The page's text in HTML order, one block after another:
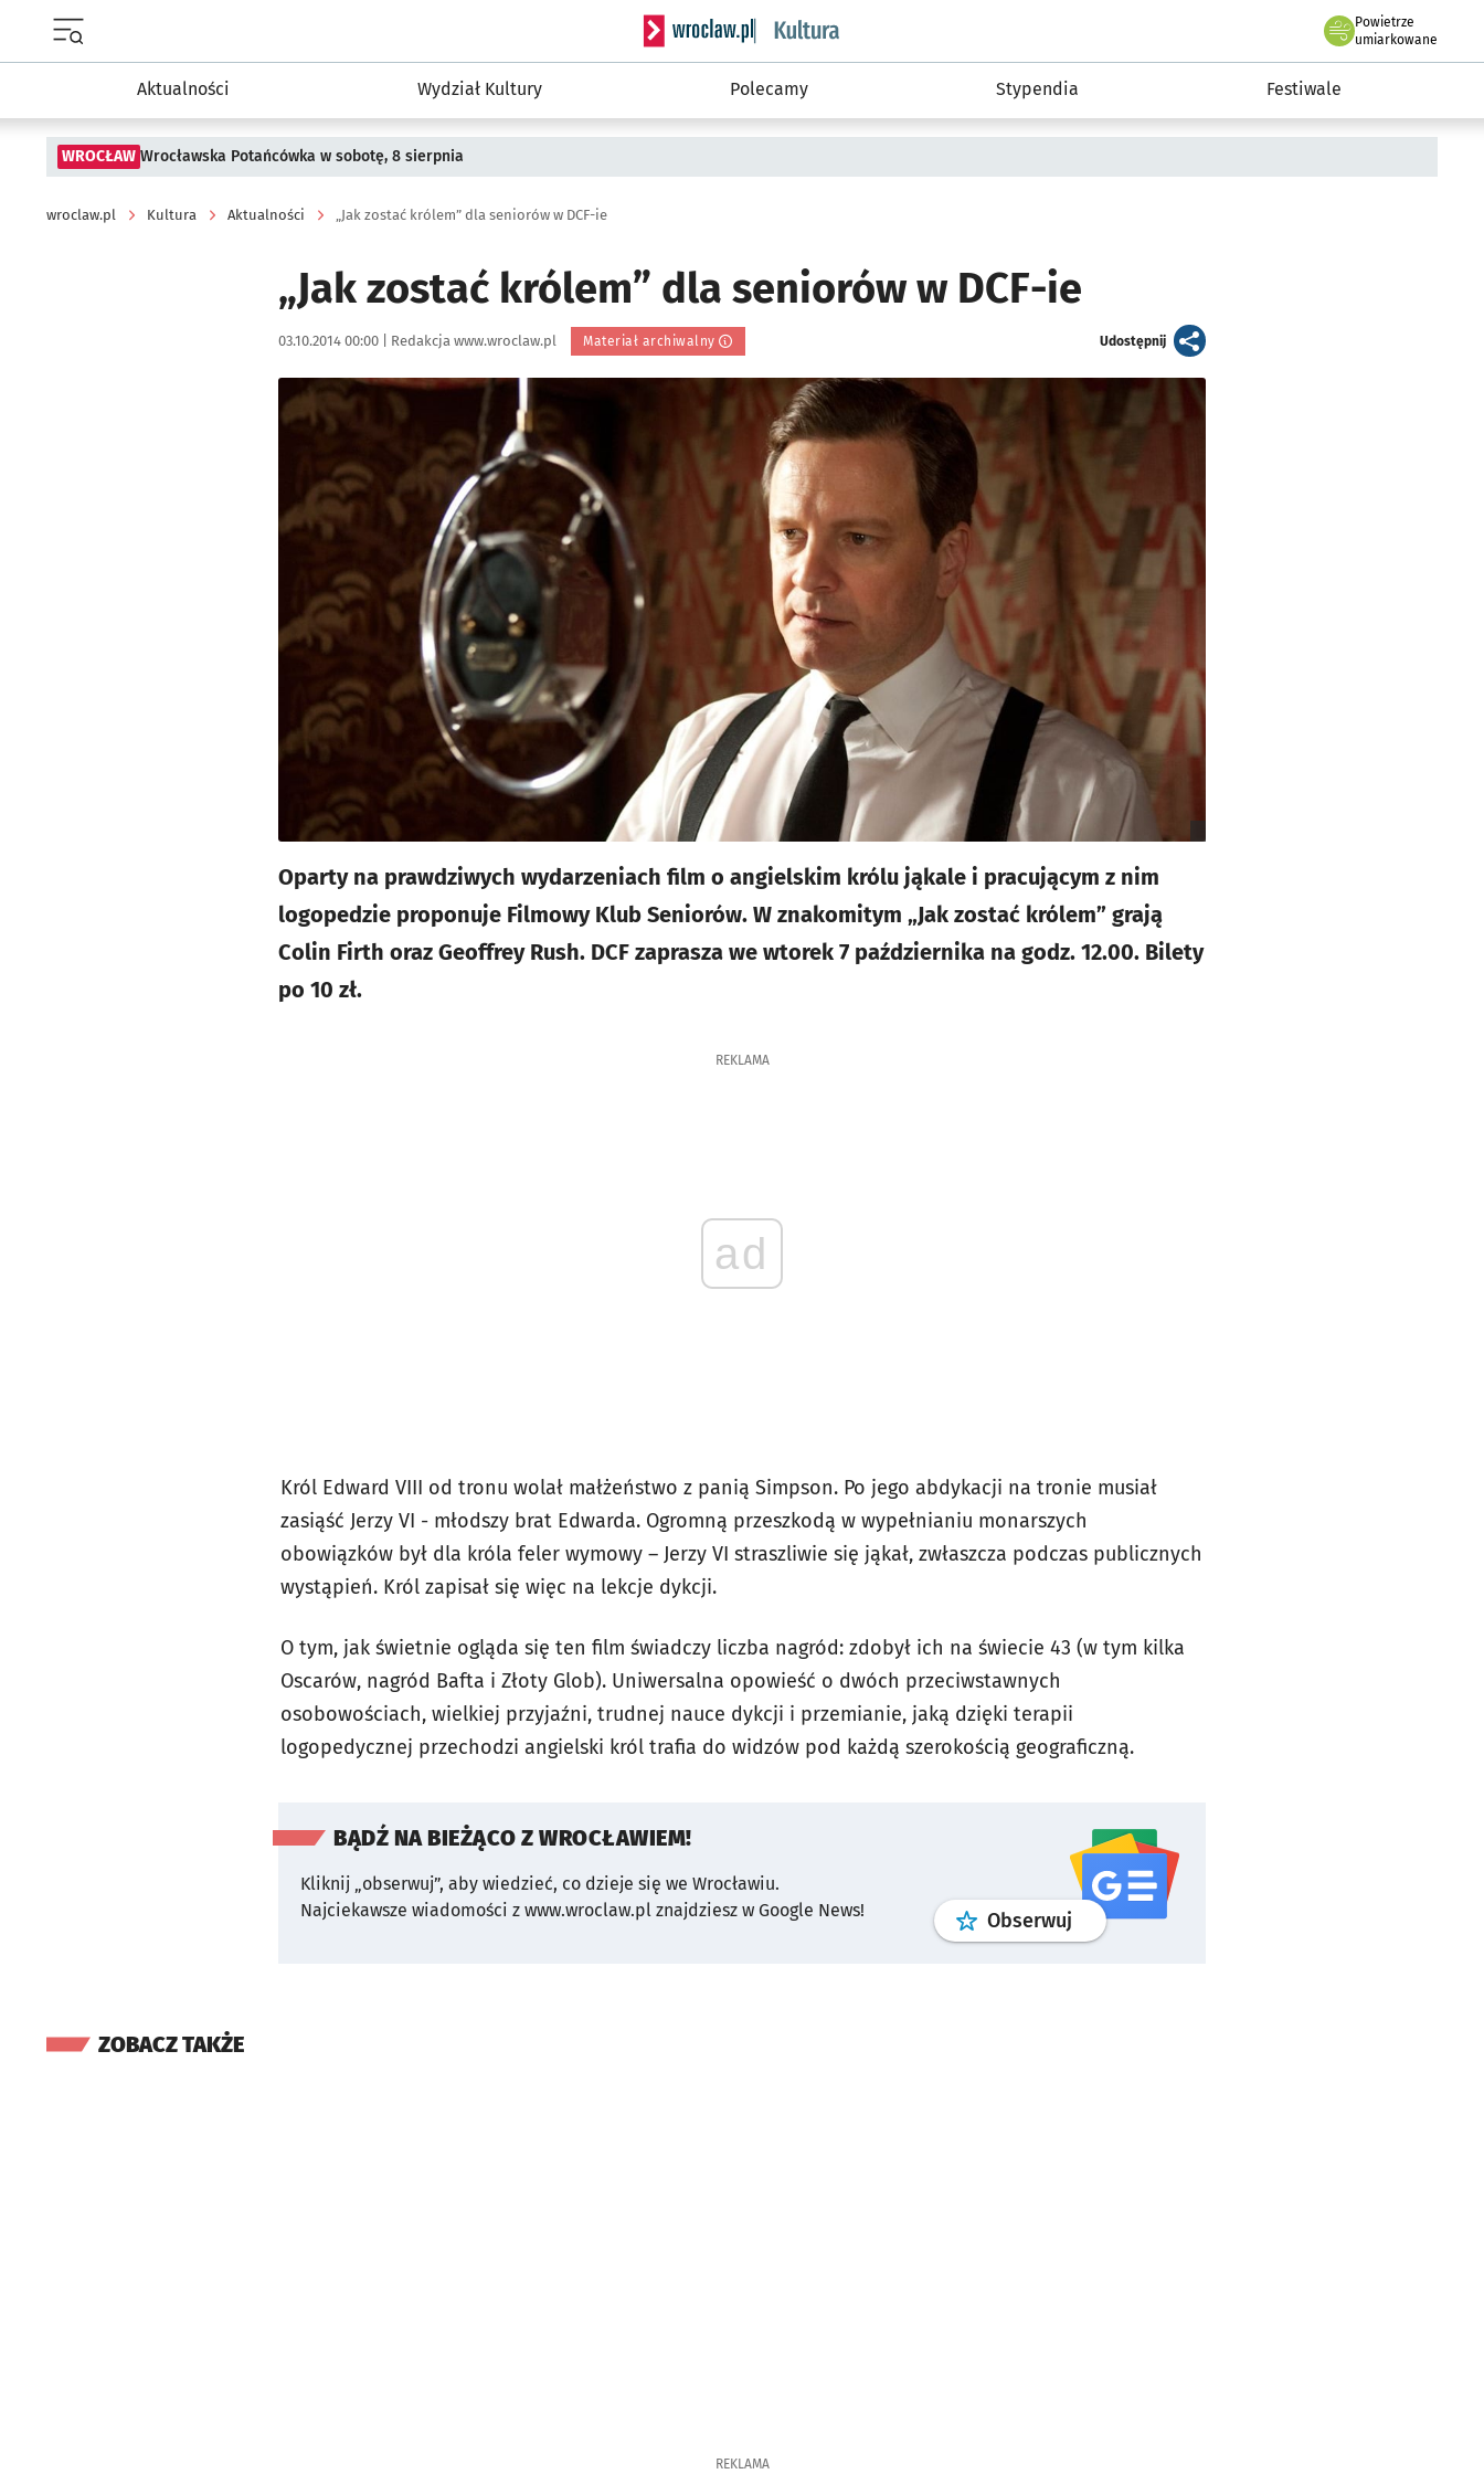
Serwis informacyjny wroclaw.pl podserwis: Kultura
Powietrze
we Wrocławiu
umiarkowane
Aktualności Wydział Kultury Polecamy Stypendia Festiwale
WROCŁAW Wrocławska Potańcówka w sobotę, 8 sierpnia
wroclaw.pl Kultura Aktualności „Jak zostać królem” dla seniorów w DCF-ie
„Jak zostać królem” dla seniorów w DCF-ie
Data publikacji:
03.10.2014 00:00 | Autor:
Redakcja www.wroclaw.pl Materiał archiwalny Udostępnijartykuł
Kliknij, aby powiększyć
Oparty na prawdziwych wydarzeniach film o angielskim królu jąkale i pracującym z nim
logopedzie proponuje Filmowy Klub Seniorów. W znakomitym „Jak zostać królem” grają
Colin Firth oraz Geoffrey Rush. DCF zaprasza we wtorek 7 października na godz. 12.00. Bilety
po 10 zł.
REKLAMA
ad
Król Edward VIII od tronu wolał małżeństwo z panią Simpson. Po jego abdykacji na tronie musiał
zasiąść Jerzy VI - młodszy brat Edwarda. Ogromną przeszkodą w wypełnianiu monarszych
obowiązków był dla króla feler wymowy – Jerzy VI straszliwie się jąkał, zwłaszcza podczas publicznych
wystąpień. Król zapisał się więc na lekcje dykcji.
O tym, jak świetnie ogląda się ten film świadczy liczba nagród: zdobył ich na świecie 43 (w tym kilka
Oscarów, nagród Bafta i Złoty Glob). Uniwersalna opowieść o dwóch przeciwstawnych
osobowościach, wielkiej przyjaźni, trudnej nauce dykcji i przemianie, jaką dzięki terapii
logopedycznej przechodzi angielski król trafia do widzów pod każdą szerokością geograficzną.
BĄDŹ NA BIEŻĄCO Z WROCŁAWIEM!
Kliknij „obserwuj”, aby wiedzieć, co dzieje się we Wrocławiu.
Najciekawsze wiadomości z www.wroclaw.pl znajdziesz w Google News!
Obserwuj profilgoogle news
ZOBACZ TAKŻE
REKLAMA